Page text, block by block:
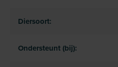
Diersoort:
Ondersteunt (bij):